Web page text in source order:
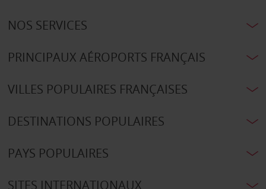
NOS SERVICES
PRINCIPAUX AÉROPORTS FRANÇAIS
VILLES POPULAIRES FRANÇAISES
DESTINATIONS POPULAIRES
PAYS POPULAIRES
SITES INTERNATIONAUX